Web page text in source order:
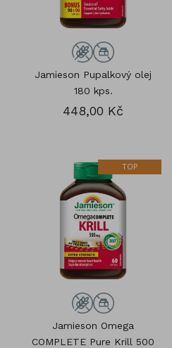
Jamieson Pupalkový olej
180 kps.
448,00 Kč
TOP
Jamieson Omega
COMPLETE Pure Krill 500